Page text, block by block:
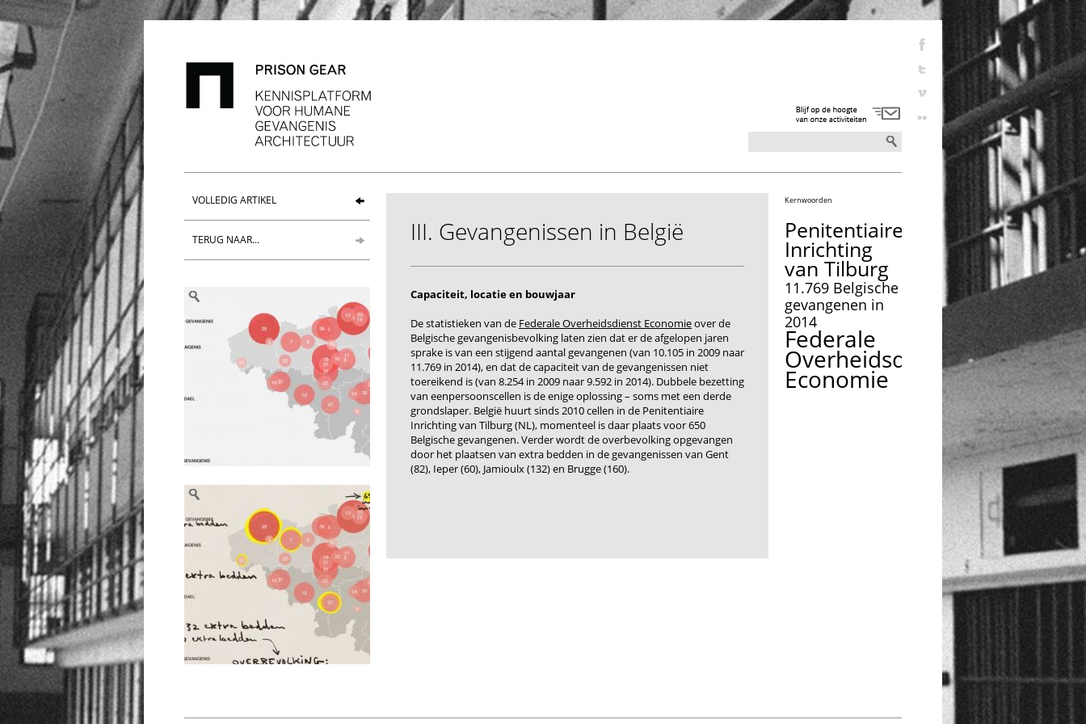
VOLLEDIG ARTIKEL
TERUG NAAR...
Kernwoorden
Penitentiaire
Inrichting
van Tilburg
11.769 Belgische
gevangenen in
2014
Federale
Overheidsdienst
Economie
III. Gevangenissen in België
Capaciteit, locatie en bouwjaar
De statistieken van de Federale Overheidsdienst Economieover de
Belgische gevangenisbevolking laten zien dat er de afgelopen jaren
sprake is van een stijgend aantal gevangenen (van 10.105 in 2009 naar
11.769 in 2014), en dat de capaciteit van de gevangenissen niet
toereikend is (van 8.254 in 2009 naar 9.592 in 2014). Dubbele bezetting
van eenpersoonscellen is de enige oplossing – soms met een derde
grondslaper. België huurt sinds 2010 cellen in de Penitentiaire
Inrichting van Tilburg (NL), momenteel is daar plaats voor 650
Belgische gevangenen. Verder wordt de overbevolking opgevangen
door het plaatsen van extra bedden in de gevangenissen van Gent
(82), Ieper (60), Jamioulx (132) en Brugge (160).